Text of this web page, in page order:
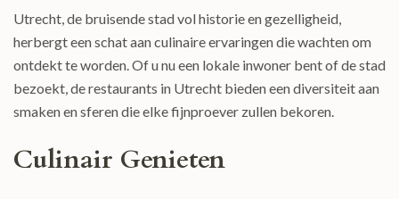
Utrecht, de bruisende stad vol historie en gezelligheid,
herbergt een schat aan culinaire ervaringen die wachten om
ontdekt te worden. Of u nu een lokale inwoner bent of de stad
bezoekt, de restaurants in Utrecht bieden een diversiteit aan
smaken en sferen die elke fijnproever zullen bekoren.
Culinair Genieten